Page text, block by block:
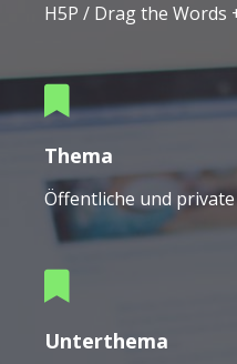
H5P / Drag the Words
Thema
Öffentliche und
Unterthema